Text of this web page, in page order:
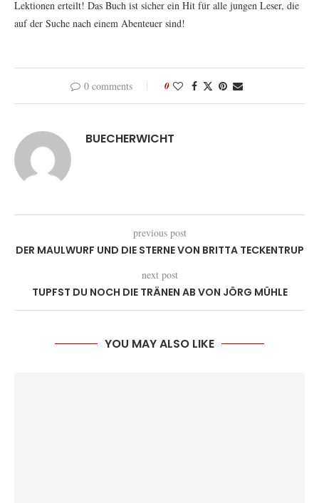
Lektionen erteilt! Das Buch ist sicher ein Hit für alle jungen Leser, die
auf der Suche nach einem Abenteuer sind!
0 comments 0
BUECHERWICHT
previous post
DER MAULWURF UND DIE STERNE VON BRITTA TECKENTRUP
next post
TUPFST DU NOCH DIE TRÄNEN AB VON JÖRG MÜHLE
YOU MAY ALSO LIKE